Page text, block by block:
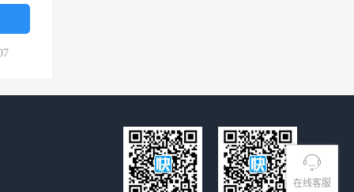
在线客服